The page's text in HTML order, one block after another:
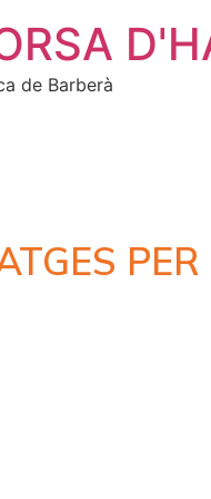
de Barberà